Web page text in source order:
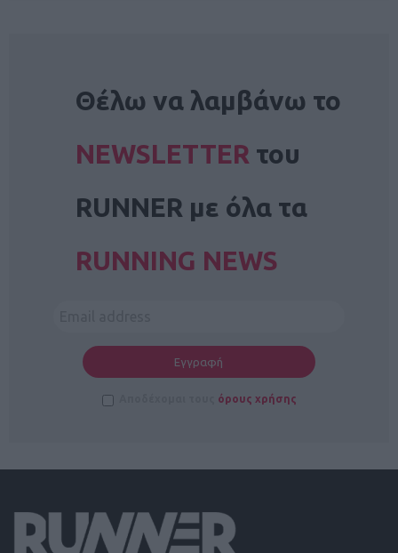
Θέλω να λαμβάνω το
NEWSLETTER του
RUNNER με όλα τα
RUNNING NEWS
όρους χρήσης